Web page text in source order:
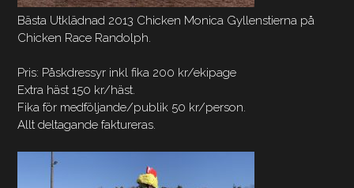
Bästa Utklädnad 2013 Chicken Monica Gyllenstierna på
Chicken Race Randolph.
Pris: Påskdressyr inkl fika 200 kr/ekipage
Extra häst 150 kr/häst.
Fika för medföljande/publik 50 kr/person.
Allt deltagande faktureras.